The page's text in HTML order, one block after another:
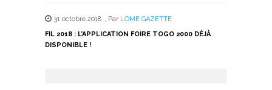
31 octobre 2018 , Par LOME GAZETTE
FIL 2018 : L’APPLICATION FOIRE TOGO 2000 DÉJÀ
DISPONIBLE !